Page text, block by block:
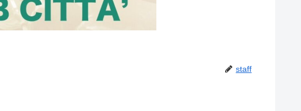
staff